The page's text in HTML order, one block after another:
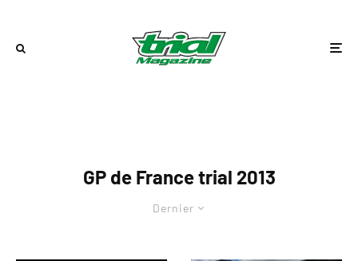
GP de France trial 2013
Dernier